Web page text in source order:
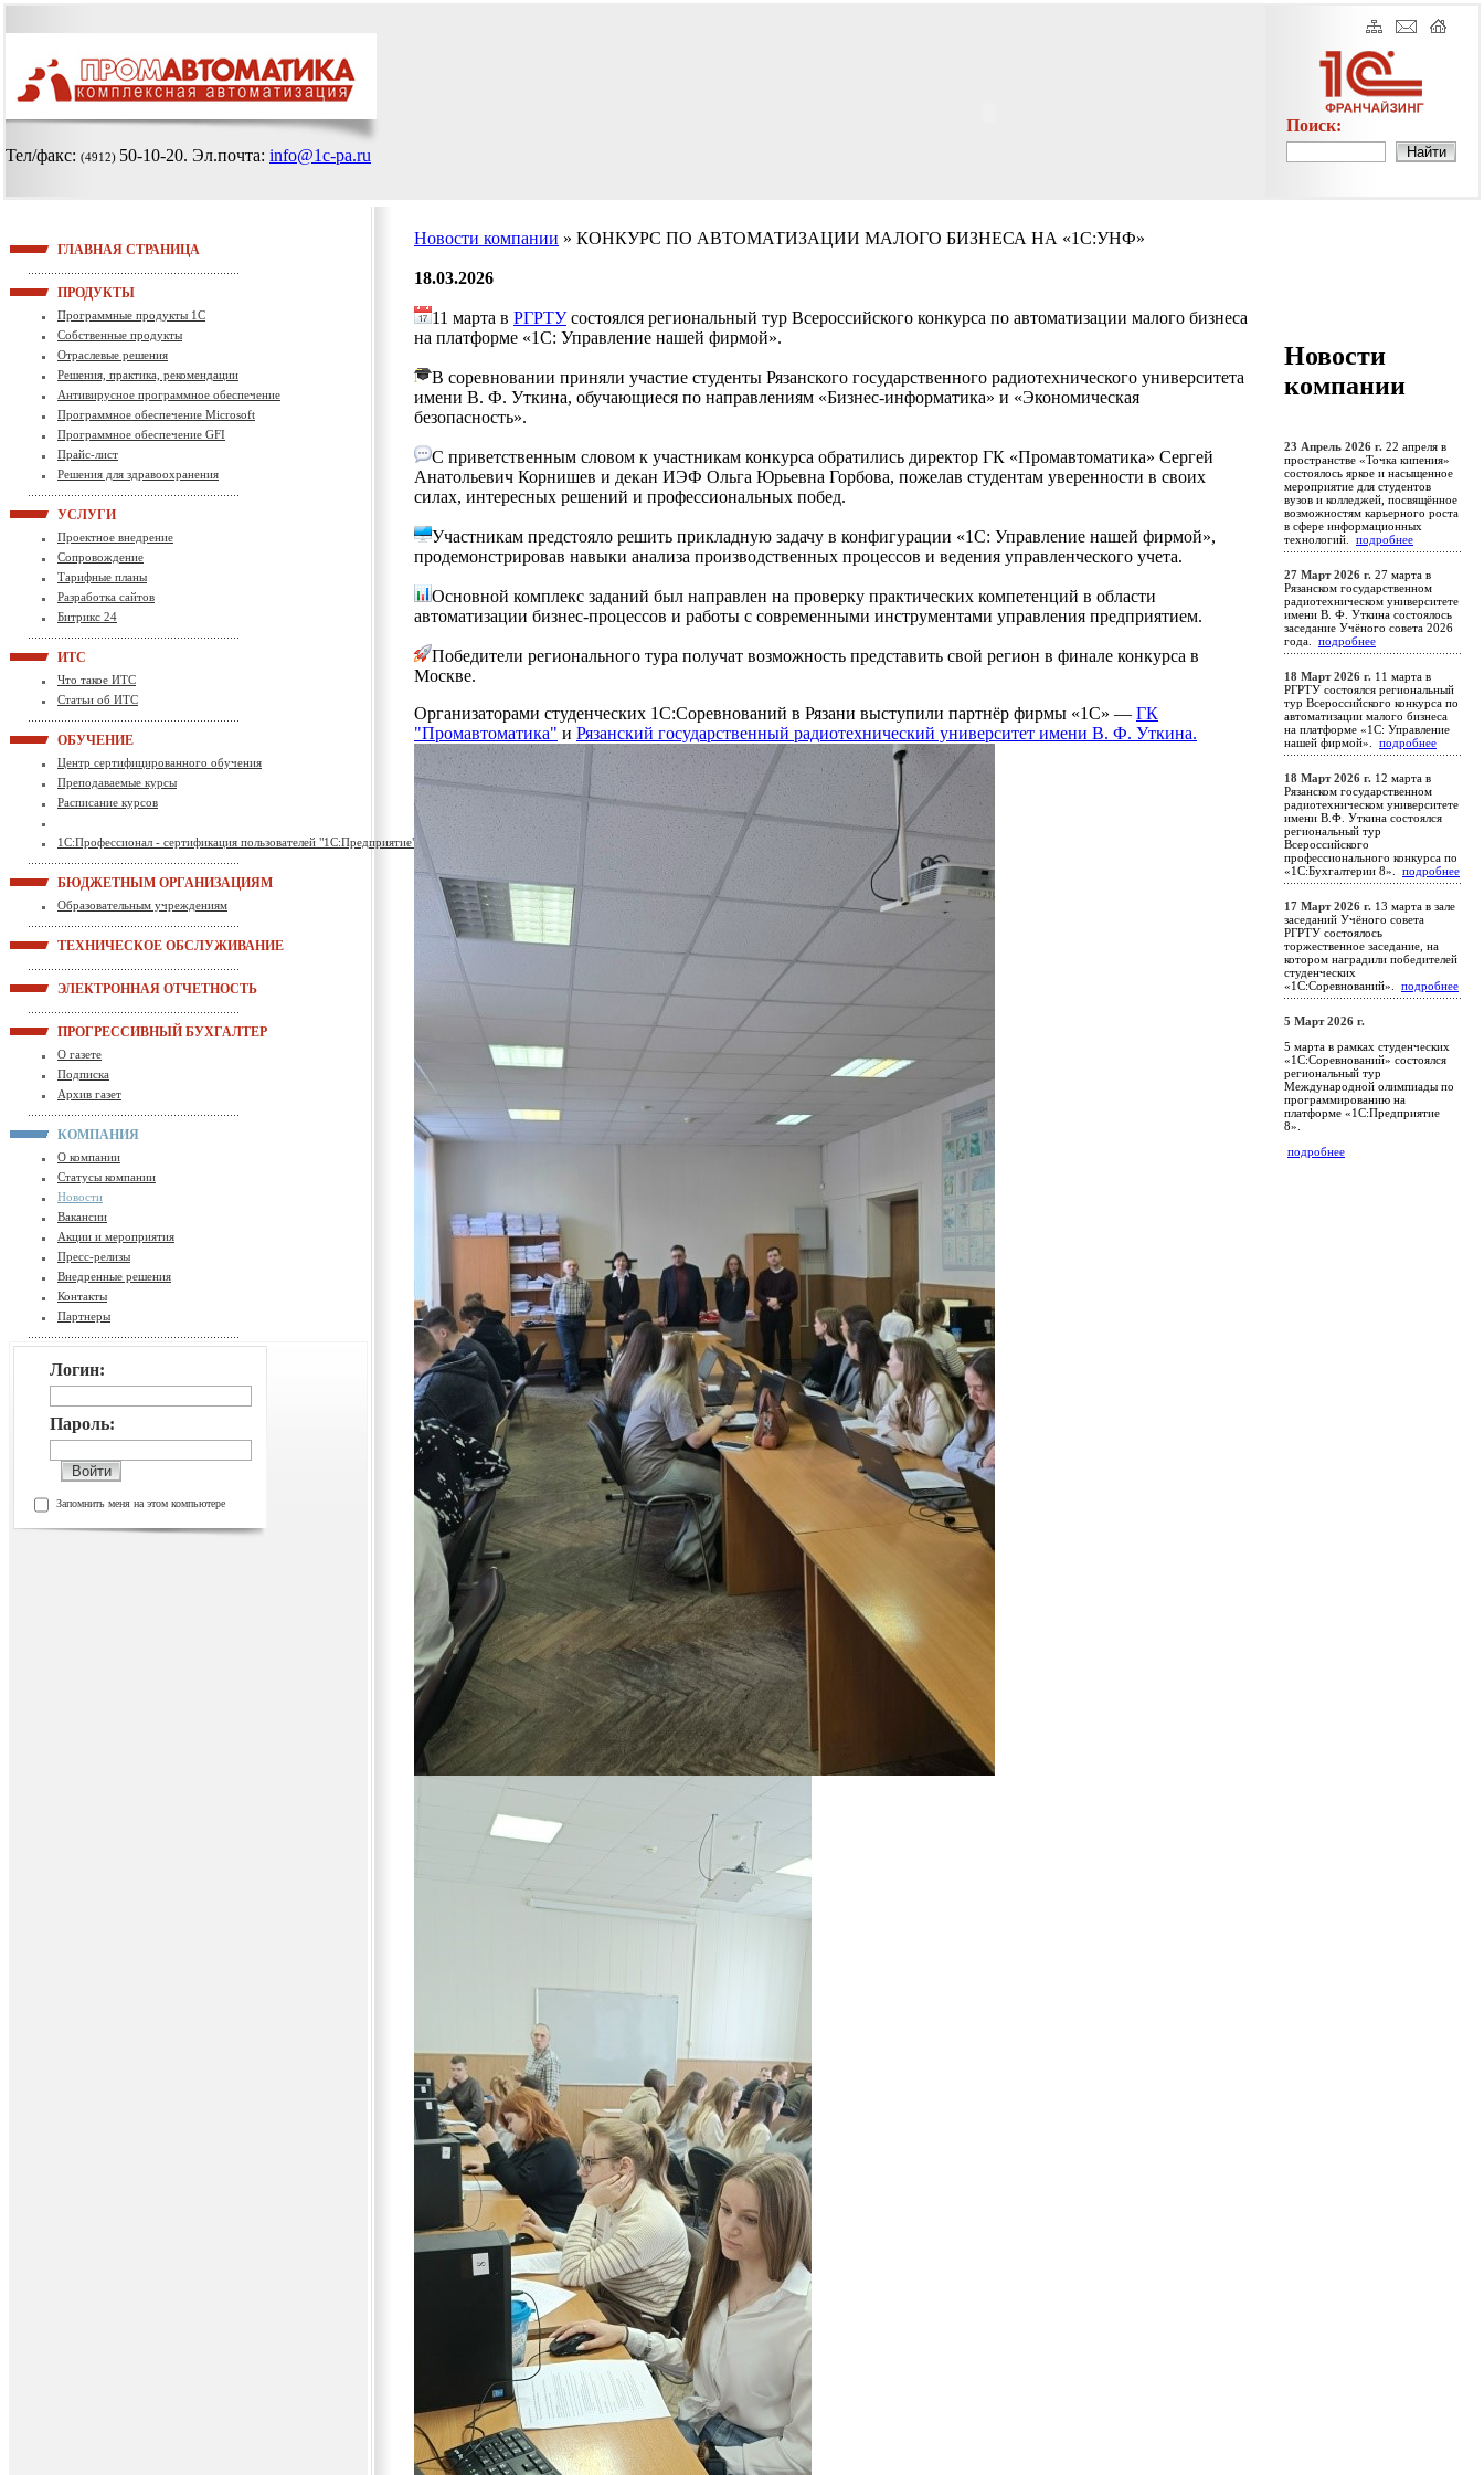
Тел/факс: (4912) 50-10-20. Эл.почта: info@1c-pa.ru
Поиск:
ГЛАВНАЯ СТРАНИЦА
ПРОДУКТЫ
Программные продукты 1С
Собственные продукты
Отраслевые решения
Решения, практика, рекомендации
Антивирусное программное обеспечение
Программное обеспечение Microsoft
Программное обеспечение GFI
Прайс-лист
Решения для здравоохранения
УСЛУГИ
Проектное внедрение
Сопровождение
Тарифные планы
Разработка сайтов
Битрикс 24
ИТС
Что такое ИТС
Статьи об ИТС
ОБУЧЕНИЕ
Центр сертифицированного обучения
Преподаваемые курсы
Расписание курсов
1С:Профессионал - сертификация пользователей "1С:Предприятие"
БЮДЖЕТНЫМ ОРГАНИЗАЦИЯМ
Образовательным учреждениям
ТЕХНИЧЕСКОЕ ОБСЛУЖИВАНИЕ
ЭЛЕКТРОННАЯ ОТЧЕТНОСТЬ
ПРОГРЕССИВНЫЙ БУХГАЛТЕР
О газете
Подписка
Архив газет
КОМПАНИЯ
О компании
Статусы компании
Новости
Вакансии
Акции и мероприятия
Пресс-релизы
Внедренные решения
Контакты
Партнеры
Логин:
Пароль:
Запомнить меня на этом компьютере
Новости компании » КОНКУРС ПО АВТОМАТИЗАЦИИ МАЛОГО БИЗНЕСА НА «1С:УНФ»
18.03.2026
11 марта в РГРТУсостоялся региональный тур Всероссийского конкурса по автоматизации малого бизнеса
на платформе «1С: Управление нашей фирмой».
В соревновании приняли участие студенты Рязанского государственного радиотехнического университета
имени В. Ф. Уткина, обучающиеся по направлениям «Бизнес-информатика» и «Экономическая
безопасность».
С приветственным словом к участникам конкурса обратились директор ГК «Промавтоматика» Сергей
Анатольевич Корнишев и декан ИЭФ Ольга Юрьевна Горбова, пожелав студентам уверенности в своих
силах, интересных решений и профессиональных побед.
Участникам предстояло решить прикладную задачу в конфигурации «1С: Управление нашей фирмой»,
продемонстрировав навыки анализа производственных процессов и ведения управленческого учета.
Основной комплекс заданий был направлен на проверку практических компетенций в области
автоматизации бизнес-процессов и работы с современными инструментами управления предприятием.
Победители регионального тура получат возможность представить свой регион в финале конкурса в
Москве.
Организаторами студенческих 1С:Соревнований в Рязани выступили партнёр фирмы «1С» — ГК
"Промавтоматика" и Рязанский государственный радиотехнический университет имени В. Ф. Уткина.
Новости
компании
23 Апрель 2026 г. 22 апреля в
пространстве «Точка кипения»
состоялось яркое и насыщенное
мероприятие для студентов
вузов и колледжей, посвящённое
возможностям карьерного роста
в сфере информационных
технологий. подробнее
27 Март 2026 г. 27 марта в
Рязанском государственном
радиотехническом университете
имени В. Ф. Уткина состоялось
заседание Учёного совета 2026
года. подробнее
18 Март 2026 г. 11 марта в
РГРТУ состоялся региональный
тур Всероссийского конкурса по
автоматизации малого бизнеса
на платформе «1С: Управление
нашей фирмой». подробнее
18 Март 2026 г. 12 марта в
Рязанском государственном
радиотехническом университете
имени В.Ф. Уткина состоялся
региональный тур
Всероссийского
профессионального конкурса по
«1С:Бухгалтерии 8». подробнее
17 Март 2026 г. 13 марта в зале
заседаний Учёного совета
РГРТУ состоялось
торжественное заседание, на
котором наградили победителей
студенческих
«1С:Соревнований». подробнее
5 Март 2026 г.
5 марта в рамках студенческих
«1С:Соревнований» состоялся
региональный тур
Международной олимпиады по
программированию на
платформе «1С:Предприятие
8».
подробнее